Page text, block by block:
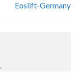
Eoslift-Germany